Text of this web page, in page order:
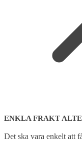
ENKLA FRAKT
Det ska vara enkelt att